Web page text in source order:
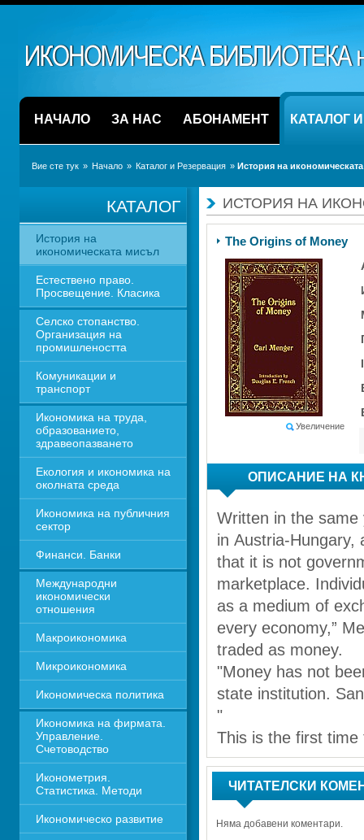
НАЧАЛО ЗА НАС АБОНАМЕНТ КАТАЛОГ
Вие сте тук » Начало » Каталог и Резервация » История на
КАТАЛОГ
История на
икономическата мисъл
Естествено право.
Просвещение. Класика
Селско стопанство.
Организация на
промишлеността
Комуникации и
транспорт
Икономика на труда,
образованието,
здравеопазването
Екология и икономика на
околната среда
Икономика на публичния
сектор
Финанси. Банки
Международни
икономически
отношения
Макроикономика
Микроикономика
Икономическа политика
Икономика на фирмата.
Управление.
Счетоводство
Иконометрия.
Статистика. Методи
Икономическо развитие
ИСТОРИЯ НА
The Origins of Money
Увеличение
ОПИСАНИЕ НА
Written in the
in Austria-Hungary,
that it is not
marketplace.
as a medium of
every economy,”
traded as money.
"Money has not
state institution.
"
This is the first
ЧИТАТЕЛСКИ
Няма добавени коментари.